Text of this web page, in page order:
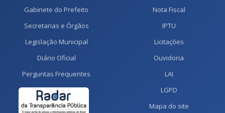
Gabinete do Prefeito
Secretarias e Órgãos
Legislação Municipal
Diário Oficial
Perguntas Frequentes
Nota Fiscal
IPTU
Licitações
Ouvidoria
LAI
LGPD
Mapa do site